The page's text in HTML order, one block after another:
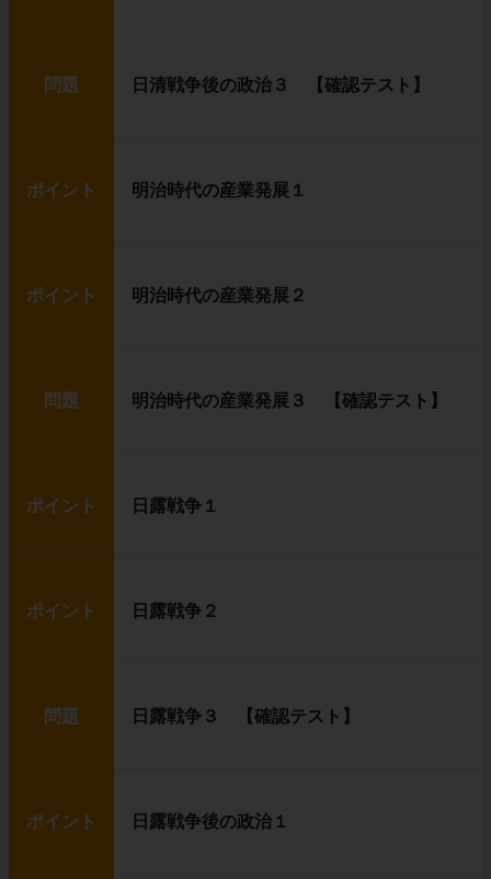
問題 日清戦争後の政治３ 【確認テスト】
ポイント 明治時代の産業発展１
ポイント 明治時代の産業発展２
問題 明治時代の産業発展３ 【確認テスト】
ポイント 日露戦争１
ポイント 日露戦争２
問題 日露戦争３ 【確認テスト】
ポイント 日露戦争後の政治１